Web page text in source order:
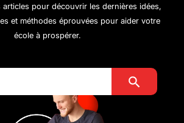
articles pour découvrir les dernières idées,
et méthodes éprouvées pour aider votre
école à prospérer.
Search Button